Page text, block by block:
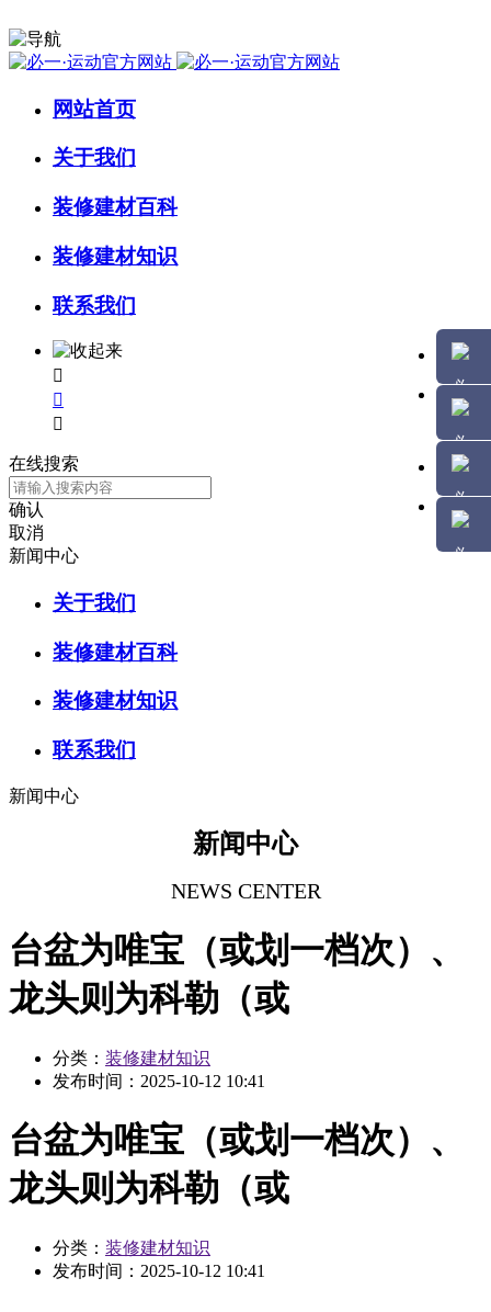
网站首页
关于我们
装修建材百科
装修建材知识
联系我们



在线搜索
确认
取消
新闻中心
关于我们
装修建材百科
装修建材知识
联系我们
新闻中心
新闻中心
NEWS CENTER
台盆为唯宝（或划一档次）、
龙头则为科勒（或
分类： 装修建材知识
发布时间： 2025-10-12 10:41
台盆为唯宝（或划一档次）、
龙头则为科勒（或
分类： 装修建材知识
发布时间： 2025-10-12 10:41